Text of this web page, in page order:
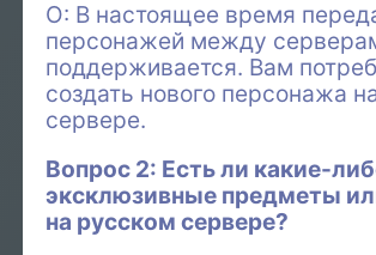
О: В настоящее время
персонажей между
поддерживается. Вам
создать нового персонажа
сервере.
Вопрос 2: Есть ли какие-
эксклюзивные предметы
на русском сервере?